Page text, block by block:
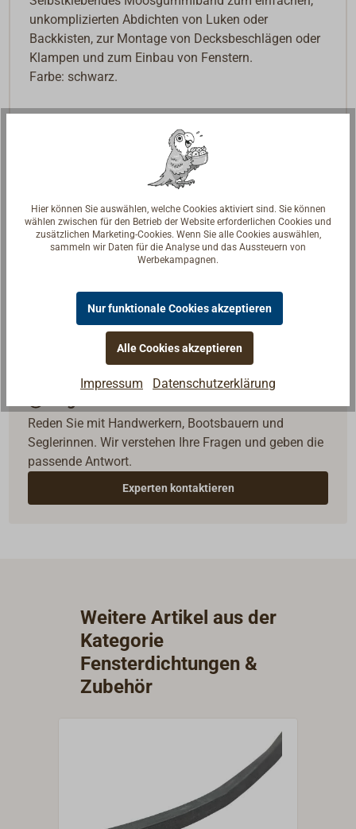
unkomplizierten Abdichten von Luken oder
Backkisten, zur Montage von Decksbeschlägen oder
Klampen und zum Einbau von Fenstern.
Farbe: schwarz.
Reden Sie mit Handwerkern, Bootsbauern und
Seglerinnen. Wir verstehen Ihre Fragen und geben die
passende Antwort.
Experten kontaktieren
Weitere Artikel aus der
Kategorie
Fensterdichtungen &
Zubehör
Hier können Sie auswählen, welche Cookies aktiviert sind. Sie können
wählen zwischen für den Betrieb der Website erforderlichen Cookies und
zusätzlichen Marketing-Cookies. Wenn Sie alle Cookies auswählen,
sammeln wir Daten für die Analyse und das Aussteuern von
Werbekampagnen.
Nur funktionale Cookies akzeptieren
Alle Cookies akzeptieren
Impressum Datenschutzerklärung